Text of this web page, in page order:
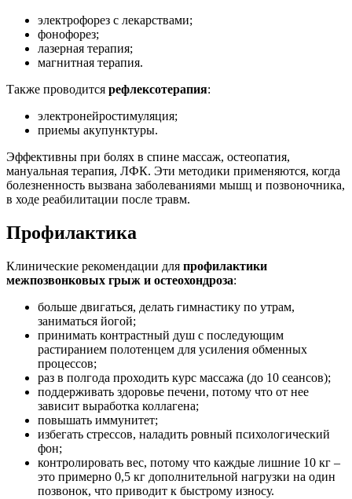
электрофорез с лекарствами;
фонофорез;
лазерная терапия;
магнитная терапия.
Также проводится рефлексотерапия:
электронейростимуляция;
приемы акупунктуры.
Эффективны при болях в спине массаж, остеопатия,
мануальная терапия, ЛФК. Эти методики применяются, когда
болезненность вызвана заболеваниями мышц и позвоночника,
в ходе реабилитации после травм.
Профилактика
Клинические рекомендации для профилактики
межпозвонковых грыж и остеохондроза:
больше двигаться, делать гимнастику по утрам,
заниматься йогой;
принимать контрастный душ с последующим
растиранием полотенцем для усиления обменных
процессов;
раз в полгода проходить курс массажа (до 10 сеансов);
поддерживать здоровье печени, потому что от нее
зависит выработка коллагена;
повышать иммунитет;
избегать стрессов, наладить ровный психологический
фон;
контролировать вес, потому что каждые лишние 10 кг –
это примерно 0,5 кг дополнительной нагрузки на один
позвонок, что приводит к быстрому износу.